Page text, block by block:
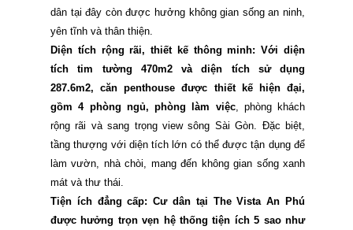
dân tại đây còn được hưởng không gian sống an ninh,
yên tĩnh và thân thiện.
Diện tích rộng rãi, thiết kế thông minh: Với diện
tích tim tường 470m2 và diện tích sử dụng
287.6m2, căn penthouse được thiết kế hiện đại,
gồm 4 phòng ngủ, phòng làm việc, phòng khách
rộng rãi và sang trọng view sông Sài Gòn. Đặc biệt,
tầng thượng với diện tích lớn có thể được tận dụng để
làm vườn, nhà chòi, mang đến không gian sống xanh
mát và thư thái.
Tiện ích đẳng cấp: Cư dân tại The Vista An Phú
được hưởng trọn vẹn hệ thống tiện ích 5 sao như